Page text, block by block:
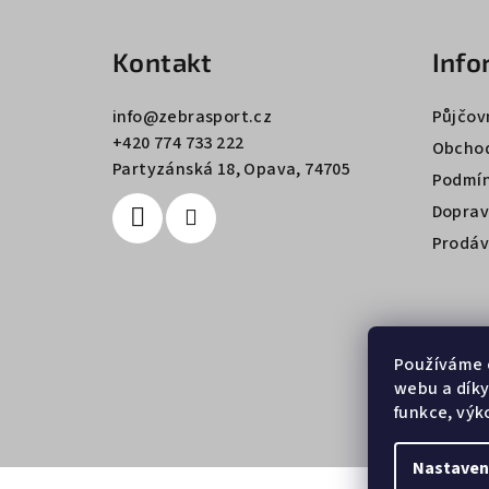
webu a
funkce,
Kontakt
info@zebrasport.cz
+420 774 733 222
Partyzánská 18, Opava, 74705